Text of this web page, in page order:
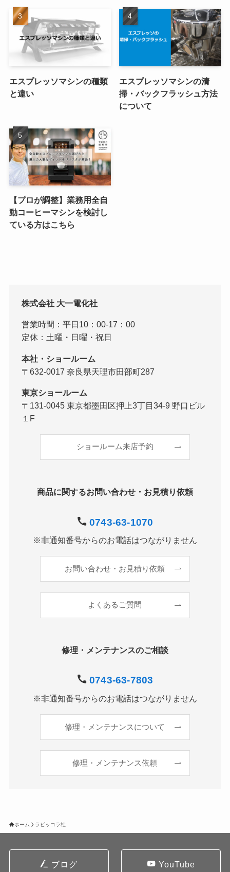
エスプレッソマシンの種類
と違い
エスプレッソマシンの清
掃・バックフラッシュ方法
について
【プロが調整】業務用全自
動コーヒーマシンを検討し
ている方はこちら
株式会社 大一電化社
営業時間：平日10：00-17：00
定休：土曜・日曜・祝日
本社・ショールーム
〒632-0017 奈良県天理市田部町287
東京ショールーム
〒131-0045 東京都墨田区押上3丁目34-9 野口ビル
１F
ショールーム来店予約
商品に関するお問い合わせ・お見積り依頼
0743-63-1070
※非通知番号からのお電話はつながりません
お問い合わせ・お見積り依頼
よくあるご質問
修理・メンテナンスのご相談
0743-63-7803
※非通知番号からのお電話はつながりません
修理・メンテナンスについて
修理・メンテナンス依頼
ホーム ラピッコラ社
ブログ YouTube